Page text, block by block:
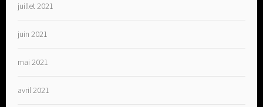
juillet 2021
juin 2021
mai 2021
avril 2021